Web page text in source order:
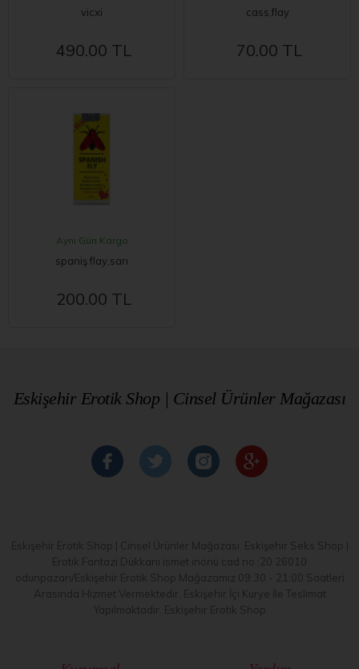
vicxi
490.00 TL
cass,flay
70.00 TL
Aynı Gün Kargo
spaniş flay,sarı
200.00 TL
Eskişehir Erotik Shop | Cinsel Ürünler Mağazası
Eskişehir Erotik Shop | Cinsel Ürünler Mağazası. Eskişehir Seks Shop |
Erotik Fantazi Dükkanı ismet inönü cad no :20 26010
odunpazarı/Eskişehir Erotik Shop Mağazamız 09:30 - 21:00 Saatleri
Arasında Hizmet Vermektedir. Eskişehir İçi Kurye İle Teslimat
Yapılmaktadır. Eskişehir Erotik Shop